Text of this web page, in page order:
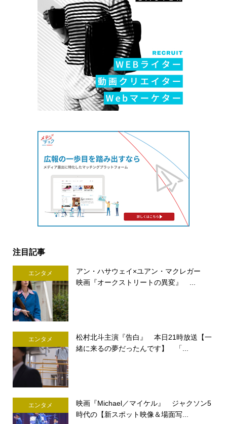
注目記事
エンタメ
アン・ハサウェイ×ユアン・マクレガー
映画『オークストリートの異変』 ...
エンタメ
松村北斗主演『告白』 本日21時放送【一
緒に来るの夢だったんです】 「...
エンタメ
映画『Michael／マイケル』 ジャクソン5
時代の【新スポット映像＆場面写...